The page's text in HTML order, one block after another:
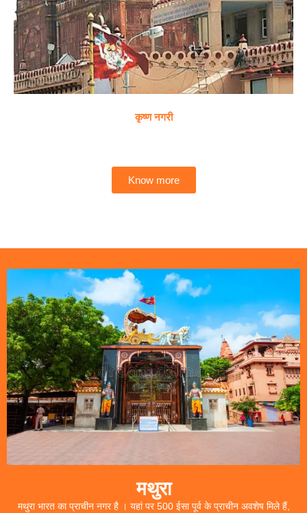
कृष्ण नगरी
Know more
मथुरा
मथुरा भारत का प्राचीन नगर है । यहां पर 500 ईसा पूर्व के प्राचीन अवशेष मिले हैं,